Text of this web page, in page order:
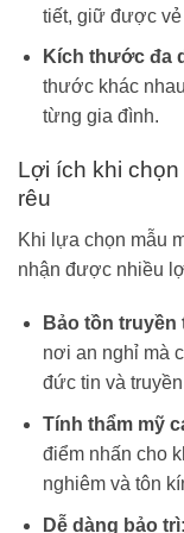
tiết, giữ được
Kích thước đa
thước khác
từng gia đình.
Lợi ích khi
rêu
Khi lựa chọn mẫu
nhận được nhiều
Bảo tồn truyền
nơi an nghỉ mà
đức tin và
Tính thẩm mỹ
điểm nhấn cho
nghiêm và tôn
Dễ dàng bảo trì: